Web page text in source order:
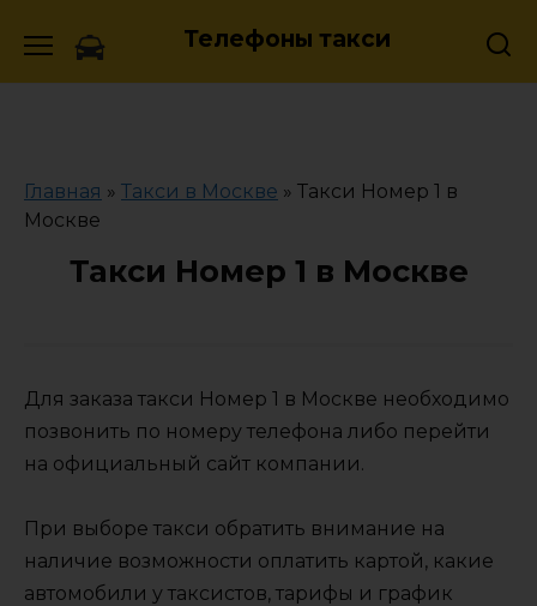
Телефоны такси
Главная » Такси в Москве » Такси Номер 1 в
Москве
Такси Номер 1 в Москве
Для заказа такси Номер 1 в Москве необходимо
позвонить по номеру телефона либо перейти
на официальный сайт компании.
При выборе такси обратить внимание на
наличие возможности оплатить картой, какие
автомобили у таксистов, тарифы и график